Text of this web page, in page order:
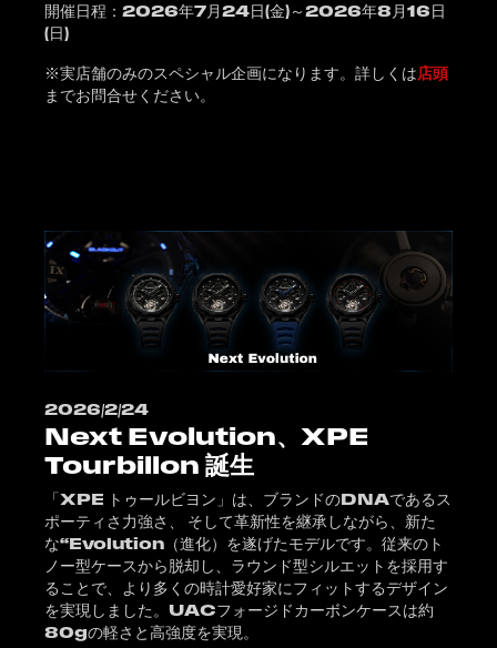
開催日程：2026年7月24日(金)～2026年8月16日
(日)
※実店舗のみのスペシャル企画になります。詳しくは店頭
までお問合せください。
2026/2/24
Next Evolution、XPE
Tourbillon 誕生
「XPE トゥールビヨン」は、ブランドのDNAであるス
ポーティさ力強さ、 そして革新性を継承しながら、新た
な“Evolution（進化）を遂げたモデルです。従来のト
ノー型ケースから脱却し、ラウンド型シルエットを採用す
ることで、より多くの時計愛好家にフィットするデザイン
を実現しました。UACフォージドカーボンケースは約
80gの軽さと高強度を実現。